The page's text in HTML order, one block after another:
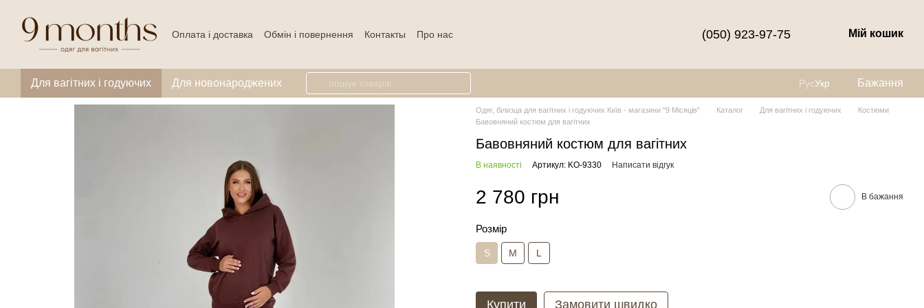
Оплата і доставка Обмін і повернення Контакты Про нас (050) 923-97-75 Мій кошик
Для вагітних і годуючих Для новонароджених РусУкр Бажання
Одяг, білизца для вагітних і годуючих Київ - магазини "9 Місяців" Каталог Для вагітних і годуючих
Костюми
Бавовняний костюм для вагітних
Бавовняний костюм для вагітних
В наявності Артикул: KO-9330 Написати відгук
2 780 грн В бажання
Розмір
S M L
Купити Замовити швидко